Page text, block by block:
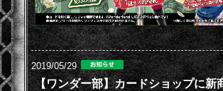
2019/05/29
【ワンダー部】カードショップに新